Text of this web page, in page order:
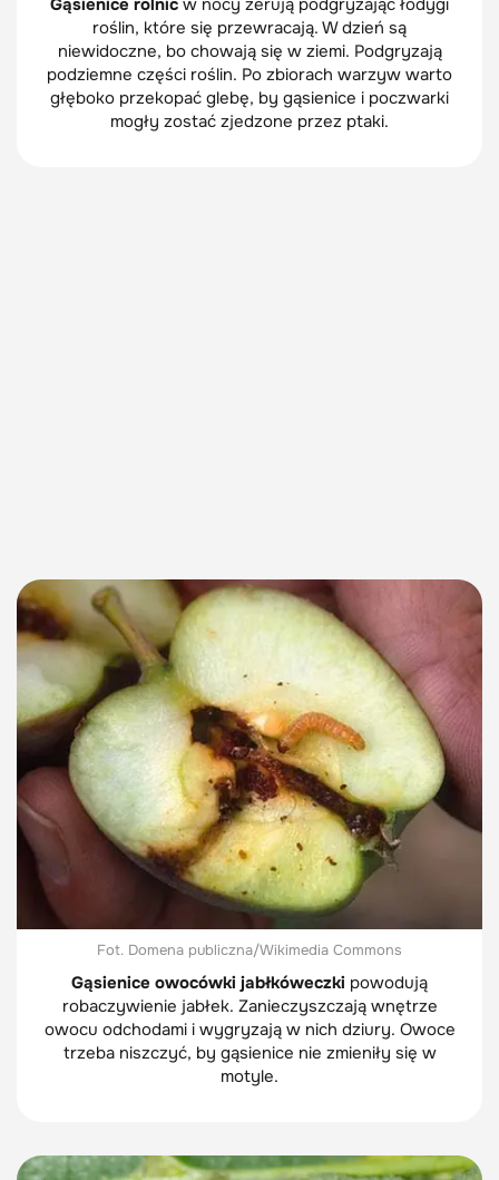
Gąsienice rolnic w nocy żerują podgryzając łodygi
roślin, które się przewracają. W dzień są
niewidoczne, bo chowają się w ziemi. Podgryzają
podziemne części roślin. Po zbiorach warzyw warto
głęboko przekopać glebę, by gąsienice i poczwarki
mogły zostać zjedzone przez ptaki.
Fot. Domena publiczna/Wikimedia Commons
Gąsienice owocówki jabłkóweczki powodują
robaczywienie jabłek. Zanieczyszczają wnętrze
owocu odchodami i wygryzają w nich dziury. Owoce
trzeba niszczyć, by gąsienice nie zmieniły się w
motyle.